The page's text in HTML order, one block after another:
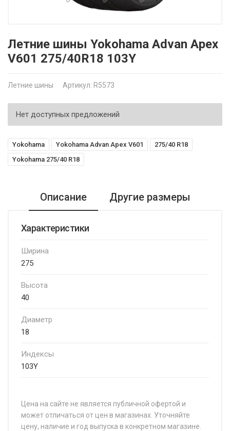
Летние шины Yokohama Advan Apex
V601 275/40R18 103Y
Летние шины Артикул: R5573
Нет доступных предложений
Yokohama Yokohama Advan Apex V601
275/40 R18
Yokohama 275/40 R18
Описание Другие размеры
Характеристики
Ширина
275
Высота
40
Диаметр
18
Индексы
103Y
Цена на сайте не является публичной офертой и
может отличаться от цен в магазинах. Уточняйте
цену, наличие и год выпуска в конкретном магазине.